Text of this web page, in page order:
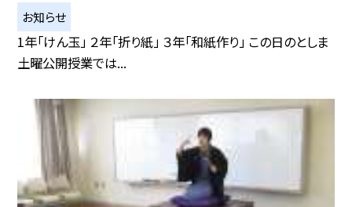
お知らせ
1年「けん玉」 ２年「折り紙」 ３年「和紙作り」 この日のとしま
土曜公開授業では...